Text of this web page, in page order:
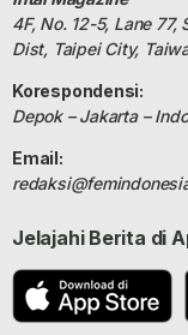
4F, No. 12-5, Lane
Dist, Taipei City,
Korespondensi:
Depok – Jakarta –
Email:
Jelajahi Berita di